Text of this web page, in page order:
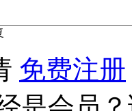
免费注册